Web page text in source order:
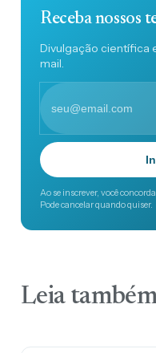
Receba nossos
Divulgação científica
mail.
Ao se inscrever, você
Pode cancelar quando quiser.
Leia